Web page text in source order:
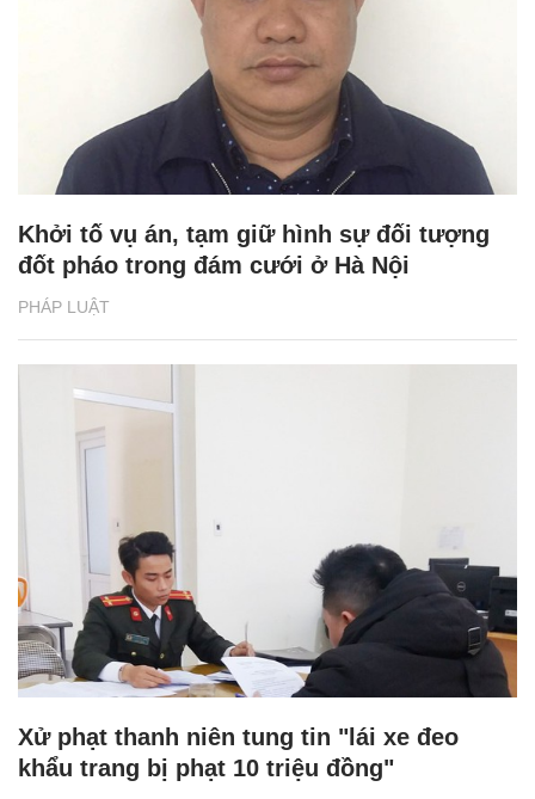
PHÁP LUẬT
Khởi tố vụ án, tạm giữ hình sự đối tượng
đốt pháo trong đám cưới ở Hà Nội
Xử phạt thanh niên tung tin "lái xe đeo
khẩu trang bị phạt 10 triệu đồng"